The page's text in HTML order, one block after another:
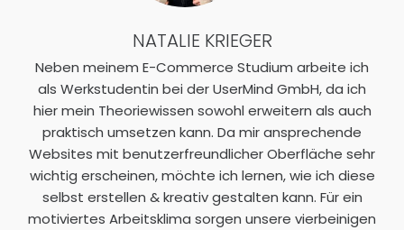
NATALIE KRIEGER
Neben meinem E-Commerce Studium arbeite ich
als Werkstudentin bei der UserMind GmbH, da ich
hier mein Theoriewissen sowohl erweitern als auch
praktisch umsetzen kann. Da mir ansprechende
Websites mit benutzerfreundlicher Oberfläche sehr
wichtig erscheinen, möchte ich lernen, wie ich diese
selbst erstellen & kreativ gestalten kann. Für ein
motiviertes Arbeitsklima sorgen unsere vierbeinigen